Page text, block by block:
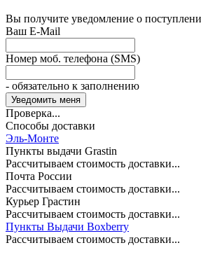
Вы получите уведомление о
Ваш E-Mail
Номер моб. телефона (SMS)
- обязательно к заполнению
Проверка...
Способы доставки
Эль-Монте
Пункты выдачи Grastin
Рассчитываем стоимость доставки...
Почта России
Рассчитываем стоимость доставки...
Курьер Грастин
Рассчитываем стоимость доставки...
Пункты Выдачи Boxberry
Рассчитываем стоимость доставки...